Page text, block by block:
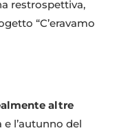
restrospettiva,
“C’eravamo
altre
l’autunno del